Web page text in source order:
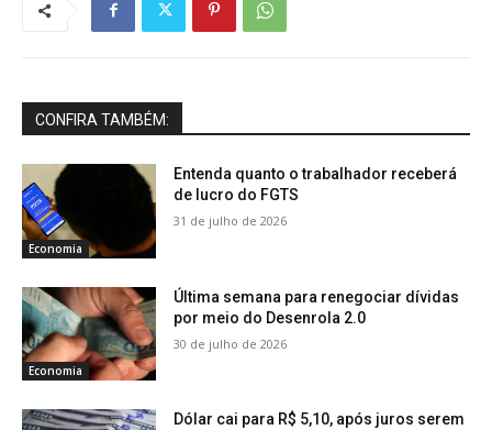
CONFIRA TAMBÉM:
Economia
Entenda quanto o trabalhador receberá
de lucro do FGTS
31 de julho de 2026
Economia
Última semana para renegociar dívidas
por meio do Desenrola 2.0
30 de julho de 2026
Dólar cai para R$ 5,10, após juros serem